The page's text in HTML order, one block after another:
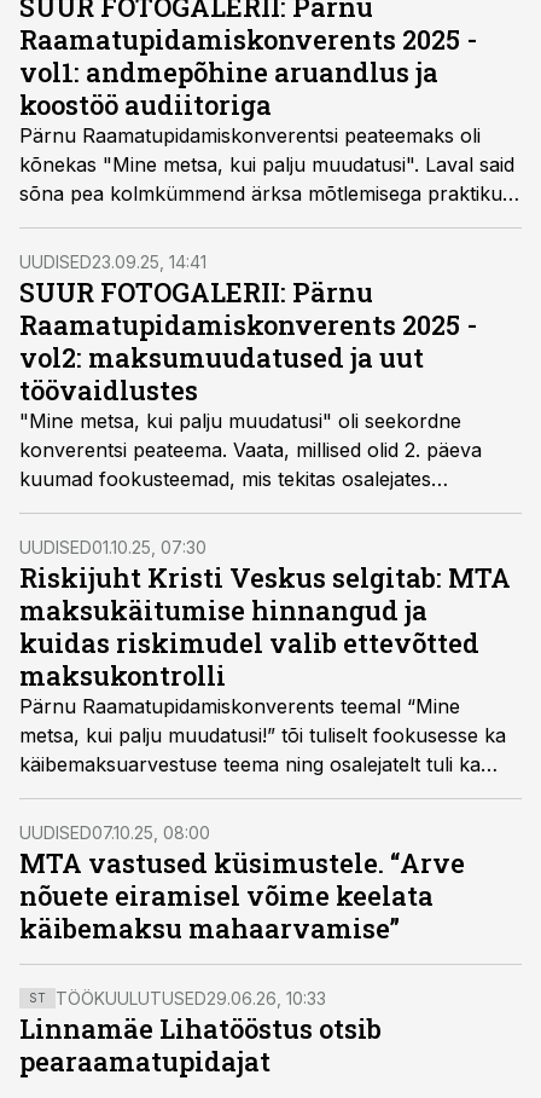
Raamatupidamiskonverents 2025 -
vol1: andmepõhine aruandlus ja
koostöö audiitoriga
Pärnu Raamatupidamiskonverentsi peateemaks oli
kõnekas "Mine metsa, kui palju muudatusi". Laval said
sõna pea kolmkümmend ärksa mõtlemisega praktikut
ja asjatundjat kahe päeva jooksul. Vaata, mis olid
kuumad fookusteemad ja kes jäid kaamerasilma ette.
UUDISED23.09.25, 14:41
SUUR FOTOGALERII: Pärnu
Raamatupidamiskonverents 2025 -
vol2: maksumuudatused ja uut
töövaidlustes
"Mine metsa, kui palju muudatusi" oli seekordne
konverentsi peateema. Vaata, millised olid 2. päeva
kuumad fookusteemad, mis tekitas osalejates
naerupahvakaid ning kes jäid kaamerasilma ette.
UUDISED01.10.25, 07:30
Riskijuht Kristi Veskus selgitab: MTA
maksukäitumise hinnangud ja
kuidas riskimudel valib ettevõtted
maksukontrolli
Pärnu Raamatupidamiskonverents teemal “Mine
metsa, kui palju muudatusi!” tõi tuliselt fookusesse ka
käibemaksuarvestuse teema ning osalejatelt tuli ka
hulga küsimusi. MTA käibemaksu osakonna riskijuht
Kristi Veskus vastab siin raamatupidajate küsimustele ja
selgitab kriitilisi murekohti.
UUDISED07.10.25, 08:00
MTA vastused küsimustele. “Arve
nõuete eiramisel võime keelata
käibemaksu mahaarvamise”
ST TÖÖKUULUTUSED29.06.26, 10:33
Linnamäe Lihatööstus otsib
pearaamatupidajat